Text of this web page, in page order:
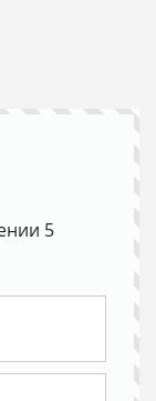
5